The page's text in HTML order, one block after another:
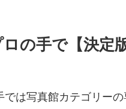
の手で【決定版
では写真館カテゴリー